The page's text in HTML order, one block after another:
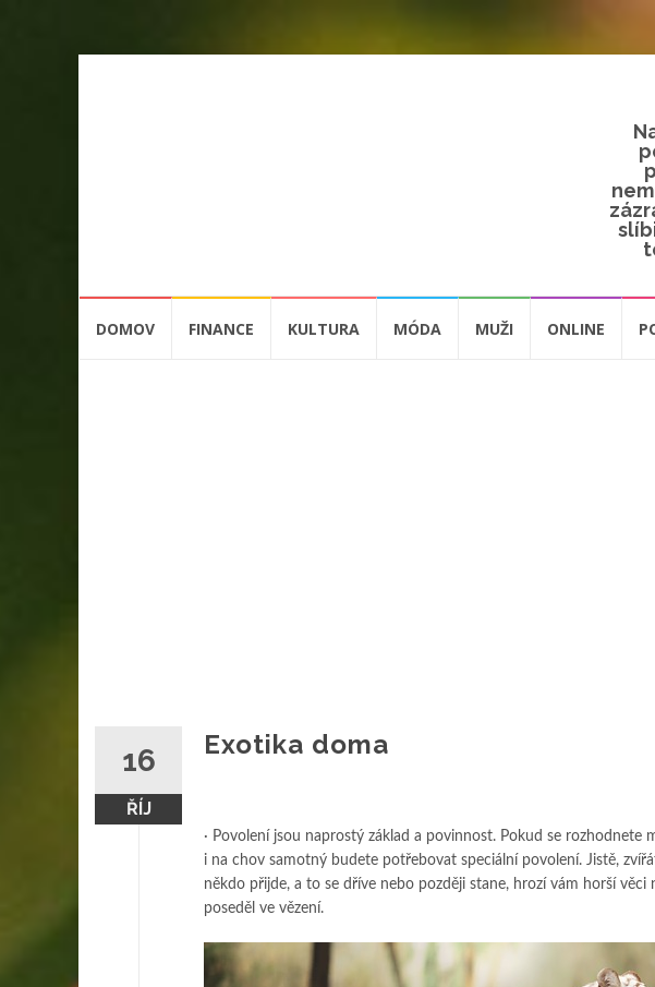
DOMOV FINANCE KULTURA MÓDA MUŽI ONLINE
16
ŘÍJ
Exotika doma
· Povolení jsou naprostý základ a povinnost. Pokud se
i na chov samotný budete potřebovat speciální povolení. Jistě,
někdo přijde, a to se dříve nebo později stane, hrozí vám horší věci
poseděl ve vězení.